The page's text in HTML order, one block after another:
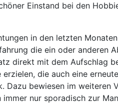
Einstand bei den
in den letzten
die ein oder anderen
direkt mit dem Aufschlag
die auch eine
bewiesen im weiteren
nur sporadisch zur